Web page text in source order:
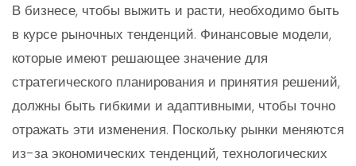
В бизнесе, чтобы выжить и расти, необходимо быть
в курсе рыночных тенденций. Финансовые модели,
которые имеют решающее значение для
стратегического планирования и принятия решений,
должны быть гибкими и адаптивными, чтобы точно
отражать эти изменения. Поскольку рынки меняются
из-за экономических тенденций, технологических